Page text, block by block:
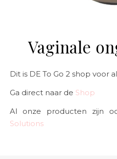
Vaginale
Dit is DE To Go 2 shop
Ga direct naar de Shop
Al onze producten zijn
Solutions